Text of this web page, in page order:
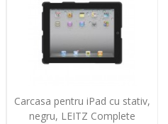
Carcasa pentru iPad cu stativ,
negru, LEITZ Complete